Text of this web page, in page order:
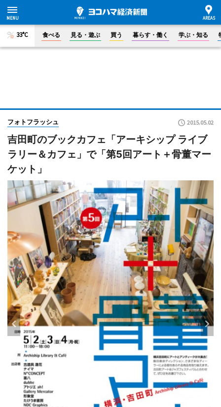
33°C 食べる 見る・遊ぶ 買う 暮らす・働く 学ぶ・知る
フォトフラッシュ 2015.05.02
吉田町のブックカフェ「アーキシップ ライブ
ラリー＆カフェ」で「第5回アート＋骨董マー
ケット」